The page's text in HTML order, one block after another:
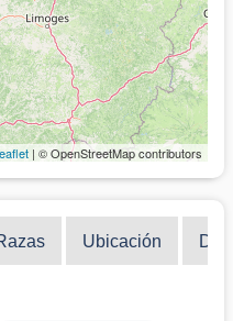
| © OpenStreetMap contributors
Ubicación